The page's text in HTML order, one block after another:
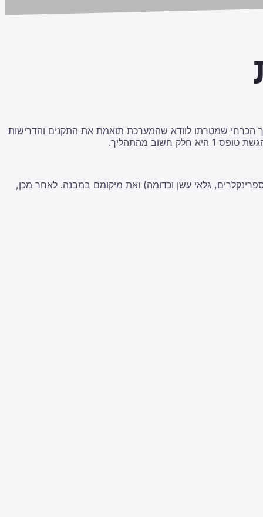
הכרחי שמטרתו לוודא שהמערכת תואמת את התקנים והדרישות
מהתהליך.
ספרינקלרים, גלאי עשן וכדומה) ואת מיקומם במבנה. לאחר מכן,